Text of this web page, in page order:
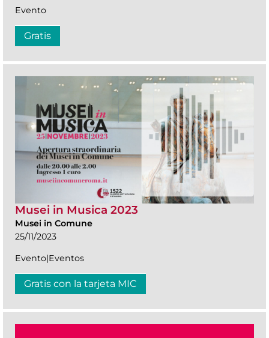
Evento
Gratis
Musei in Musica 2023
Musei in Comune
25/11/2023
Evento|Eventos
Gratis con la tarjeta MIC